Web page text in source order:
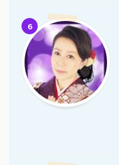
6